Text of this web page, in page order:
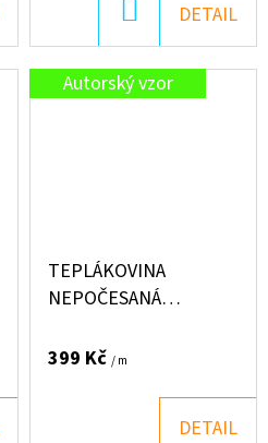
KOŠÍKU
DETAIL
Autorský vzor
TEPLÁKOVINA
NEPOČESANÁ
SÝKORKY
399 Kč / m
DETAIL